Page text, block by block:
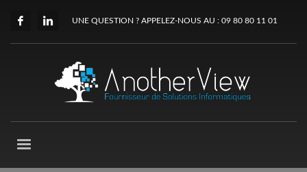
UNE QUESTION ? APPELEZ-NOUS AU : 09 80 80 11 01